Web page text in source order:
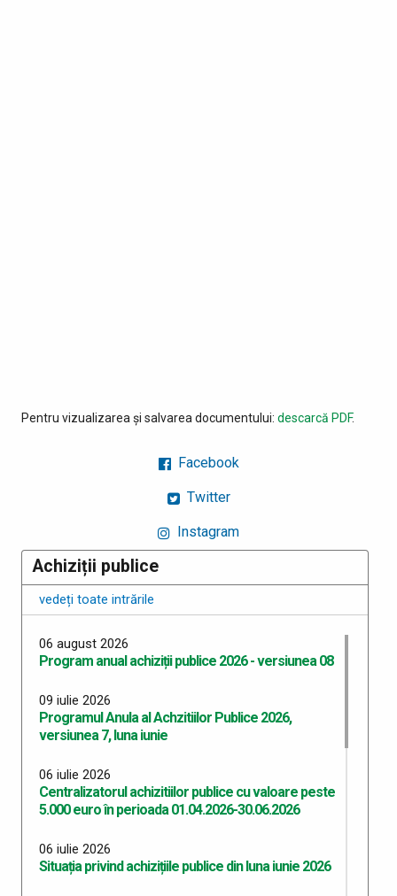
Pentru vizualizarea și salvarea documentului: descarcă PDF.
Facebook
Twitter
Instagram
Achiziții publice
vedeți toate intrările
06 august 2026
Program anual achiziții publice 2026 - versiunea 08
09 iulie 2026
Programul Anula al Achzitiilor Publice 2026,
versiunea 7, luna iunie
06 iulie 2026
Centralizatorul achizitiilor publice cu valoare peste
5.000 euro în perioada 01.04.2026-30.06.2026
06 iulie 2026
Situația privind achizițiile publice din luna iunie 2026